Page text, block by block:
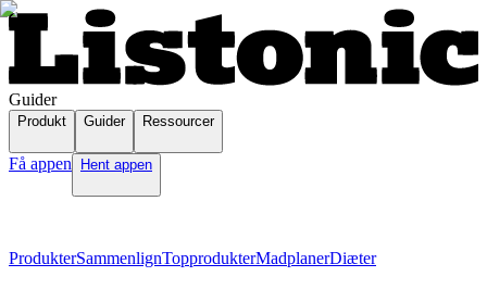
Guider
Produkt Guider Ressourcer
Få appen Hent appen
ProdukterSammenlignTopprodukterMadplanerDiæter